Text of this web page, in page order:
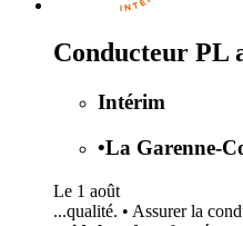
Conducteur PL
Intérim
•La Garenne-
Le 1 août
...qualité. • Assurer la